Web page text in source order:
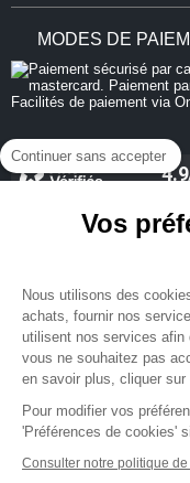
Continuer sans accepter
Vos
Nous utilisons des
achats, fournir nos
utilisent nos services afin
vous ne souhaitez pas
en savoir plus, cliquer sur
Pour modifier vos
'Préférences de cookies'
Consulter notre politique
MODES DE
NEWSLETTER